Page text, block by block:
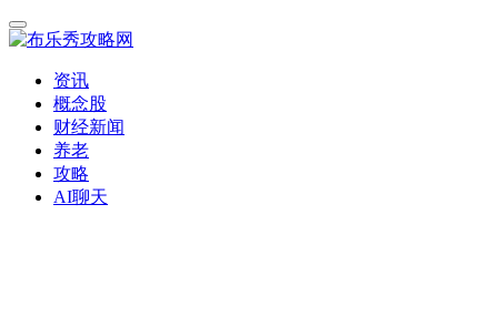
资讯
概念股
财经新闻
养老
攻略
AI聊天